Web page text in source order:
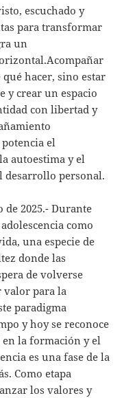
escuchado y
para transformar
un
hacer, sino estar
y crear un espacio
con libertad y
el
autoestima y el
desarrollo personal.
de 2025.- Durante
como
una especie de
donde las
de volverse
valor para la
paradigma
y hoy se reconoce
la formación y el
es una fase de la
Como etapa
los valores y